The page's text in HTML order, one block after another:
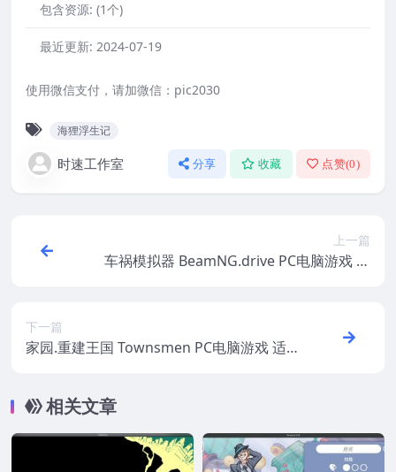
包含资源: (1个)
最近更新: 2024-07-19
使用微信支付，请加微信：pic2030
海狸浮生记
时速工作室 分享 收藏 点赞(0)
上一篇
车祸模拟器 BeamNG.drive PC电脑游戏 适
下一篇
家园.重建王国 Townsmen PC电脑游戏 适
相关文章